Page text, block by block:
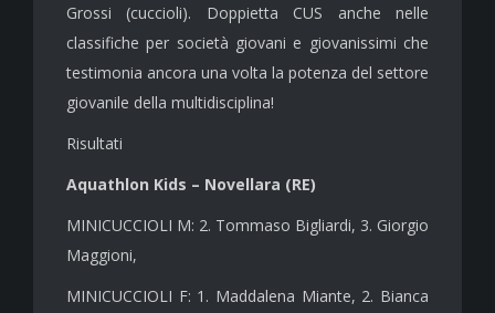
Grossi (cuccioli). Doppietta CUS anche nelle
classifiche per società giovani e giovanissimi che
testimonia ancora una volta la potenza del settore
giovanile della multidisciplina!
Risultati
Aquathlon Kids – Novellara (RE)
MINICUCCIOLI M: 2. Tommaso Bigliardi, 3. Giorgio
Maggioni,
MINICUCCIOLI F: 1. Maddalena Miante, 2. Bianca